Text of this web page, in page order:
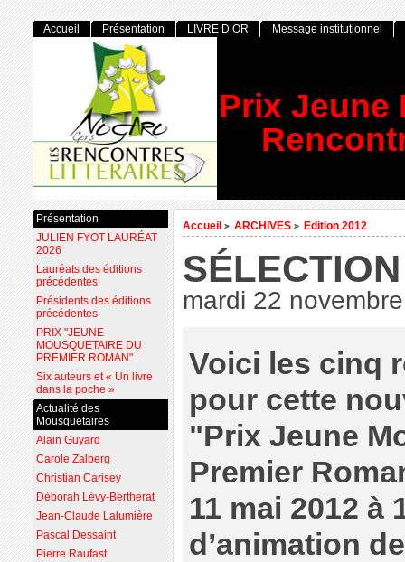
Prix Jeune
Accueil > ARCHIVES > Edition 2012
mardi 22
Voici les cinq
pour cette
"Prix Jeune
Premier
11 mai 2012 à
d’animation
Accueil Présentation LIVRE D’OR Message institutionnel
Présentation
JULIEN FYOT LAURÉAT
2026
Lauréats des éditions
précédentes
Présidents des éditions
précédentes
PRIX "JEUNE
MOUSQUETAIRE DU
PREMIER ROMAN"
Six auteurs et « Un livre
dans la poche »
Actualité des
Mousquetaires
Alain Guyard
Carole Zalberg
Christian Carisey
Déborah Lévy-Bertherat
Jean-Claude Lalumière
Pascal Dessaint
Pierre Raufast